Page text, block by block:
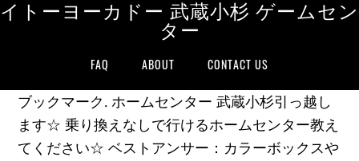
イトーヨーカドー 武蔵小杉 ゲームセン
ター
FAQ ABOUT CONTACT US
ブックマーク. ホームセンター 武蔵小杉引っ越し
ます☆ 乗り換えなしで行けるホームセンター教え
てください☆ ベストアンサー：カラーボックスや